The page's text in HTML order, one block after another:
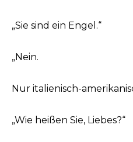
„Sie sind ein Engel.“
„Nein.
Nur italienisch-
„Wie heißen Sie, Liebes?“